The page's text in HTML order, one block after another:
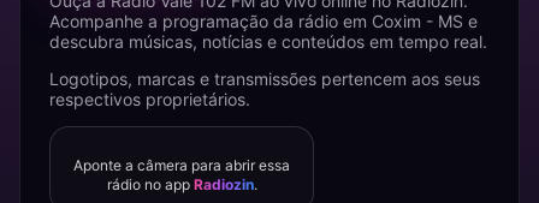
Acompanhe a programação da rádio em Coxim - MS e
descubra músicas, notícias e conteúdos em tempo real.
Logotipos, marcas e transmissões pertencem aos seus
respectivos proprietários.
Aponte a câmera para abrir essa
rádio no app Radiozin.